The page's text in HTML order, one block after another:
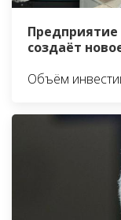
Предприятие
создаёт
Объём